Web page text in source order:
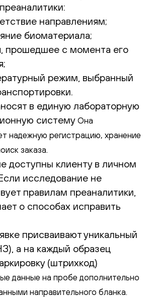
направлениям;
биоматериала;
прошедшее с момента его
режим, выбранный
в единую лабораторную
систему Она
надежную регистрацию, хранение
заказа.
доступны клиенту в личном
исследование не
правилам преаналитики,
о способах исправить
присваивают уникальный
а на каждый образец
(штрихкод)
данные на пробе дополнительно
направительного бланка.